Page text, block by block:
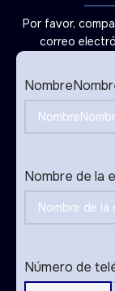
Por favor,
correo
Nombre de la
Número de